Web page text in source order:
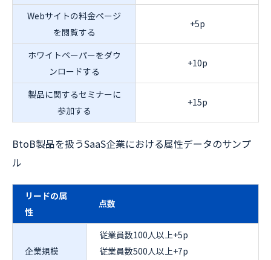
Webサイトの料金ページ
を閲覧する
+5p
ホワイトペーパーをダウ
ンロードする
+10p
製品に関するセミナーに
参加する
+15p
BtoB製品を扱うSaaS企業における属性データのサンプ
ル
リードの属
性
点数
企業規模
従業員数100人以上+5p
従業員数500人以上+7p